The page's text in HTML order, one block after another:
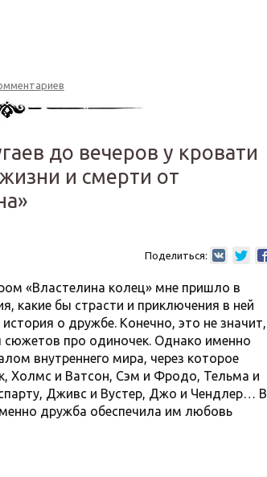
до вечеров у кровати
и смерти от
Поделиться:
«Властелина колец» мне пришло в
какие бы страсти и приключения в ней
о дружбе. Конечно, это не значит,
про одиночек. Однако именно
внутреннего мира, через которое
Холмс и Ватсон, Сэм и Фродо, Тельма и
Дживс и Вустер, Джо и Чендлер… В
дружба обеспечила им любовь